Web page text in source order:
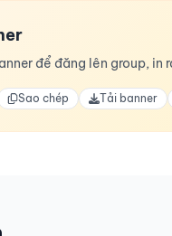
để đăng lên group, in
Sao chép Tải banner